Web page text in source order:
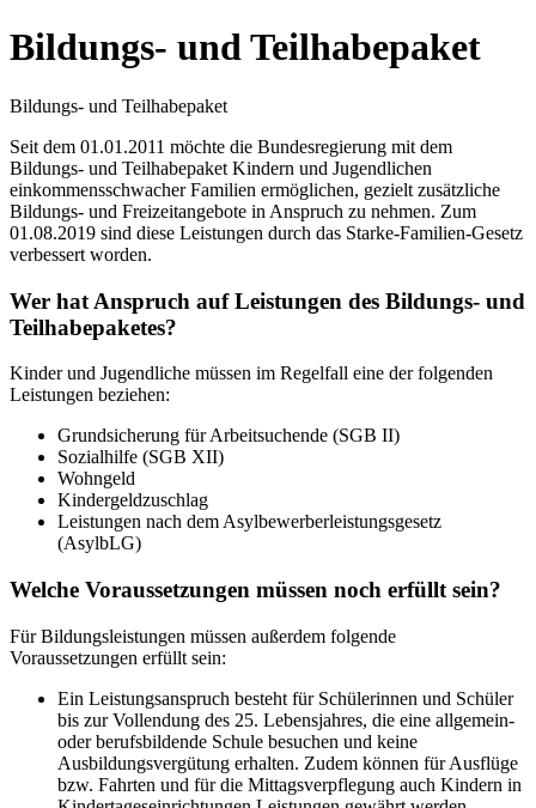
Bildungs- und Teilhabepaket
Bildungs- und Teilhabepaket
Seit dem 01.01.2011 möchte die Bundesregierung mit dem
Bildungs- und Teilhabepaket Kindern und Jugendlichen
einkommensschwacher Familien ermöglichen, gezielt zusätzliche
Bildungs- und Freizeitangebote in Anspruch zu nehmen. Zum
01.08.2019 sind diese Leistungen durch das Starke-Familien-Gesetz
verbessert worden.
Wer hat Anspruch auf Leistungen des Bildungs- und
Teilhabepaketes?
Kinder und Jugendliche müssen im Regelfall eine der folgenden
Leistungen beziehen:
Grundsicherung für Arbeitsuchende (SGB II)
Sozialhilfe (SGB XII)
Wohngeld
Kindergeldzuschlag
Leistungen nach dem Asylbewerberleistungsgesetz
(AsylbLG)
Welche Voraussetzungen müssen noch erfüllt sein?
Für Bildungsleistungen müssen außerdem folgende
Voraussetzungen erfüllt sein:
Ein Leistungsanspruch besteht für Schülerinnen und Schüler
bis zur Vollendung des 25. Lebensjahres, die eine allgemein-
oder berufsbildende Schule besuchen und keine
Ausbildungsvergütung erhalten. Zudem können für Ausflüge
bzw. Fahrten und für die Mittagsverpflegung auch Kindern in